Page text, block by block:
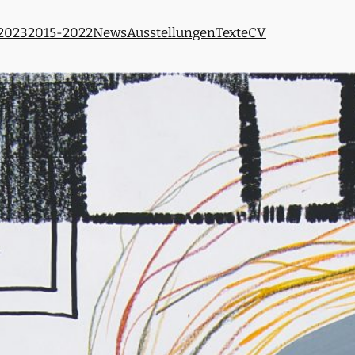
2015-2022NewsAusstellungenTexteCV